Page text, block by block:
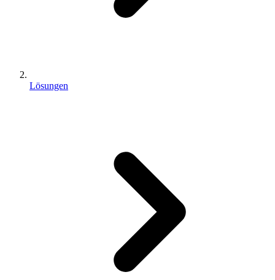
Lösungen